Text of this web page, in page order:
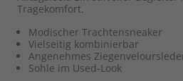
Tragekomfort.
Modischer Trachtensneaker
Vielseitig kombinierbar
Angenehmes
Sohle im Used-Look